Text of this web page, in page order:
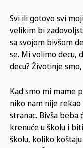
Svi ili gotovo svi
velikim bi
sa svojom bivšom
se. Mi volimo decu,
decu? Životinje
Kad smo mi mame
niko nam nije
stranac. Bivša
krenuće u školu i
školu, koliko